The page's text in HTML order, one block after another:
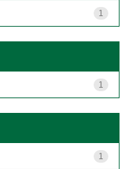
1
1
1